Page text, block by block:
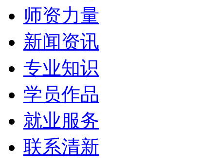
师资力量
新闻资讯
专业知识
学员作品
就业服务
联系清新